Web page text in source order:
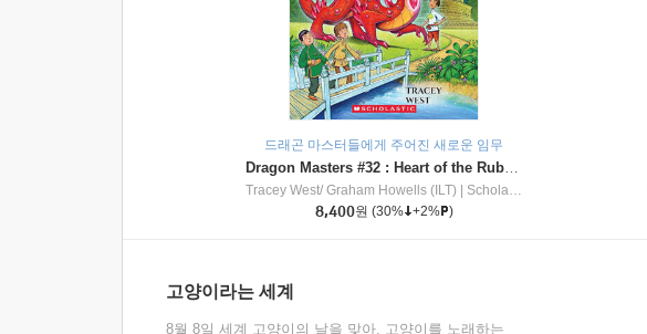
드래곤 마스터들에게 주어진 새로운 임무
Dragon Masters #32 : Heart of the Ruby Dragon (A Branches Book)
Tracey West/ Graham Howells (ILT)
Scholastic Inc
8,400원 (30% +2% )
고양이라는 세계
8월 8일 세계 고양이의 날을 맞아, 고양이를 노래하는